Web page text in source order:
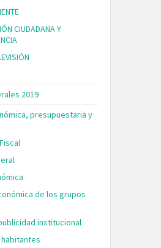
CIUDADANA Y
2019
presupuestaria y
de los grupos
institucional